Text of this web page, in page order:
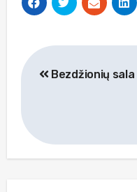
Navigacija
įrašų
Bezdžionių sala